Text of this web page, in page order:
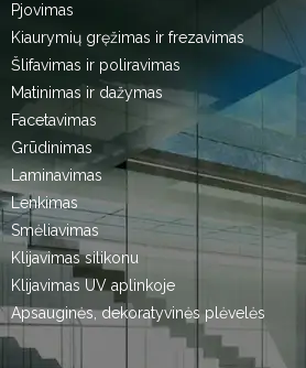
Pjovimas
Kiaurymių gręžimas ir frezavimas
Šlifavimas ir poliravimas
Matinimas ir dažymas
Facetavimas
Grūdinimas
Laminavimas
Lenkimas
Smėliavimas
Klijavimas silikonu
Klijavimas UV aplinkoje
Apsauginės, dekoratyvinės plėvelės